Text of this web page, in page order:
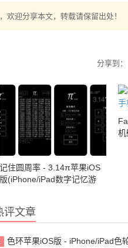
欢迎分享本文，转载请保留出处！
分享到：
记住圆周率 - 3.14π苹果iOS
版(iPhone/iPad数字记忆游
机
评文章
色环苹果iOS版 - iPhone/iPad色轮及